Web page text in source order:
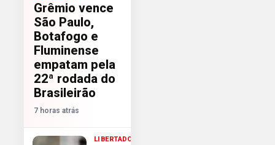
Grêmio vence
São Paulo,
Botafogo e
Fluminense
empatam pela
22ª rodada do
Brasileirão
7 horas atrás
LIBERTADORES